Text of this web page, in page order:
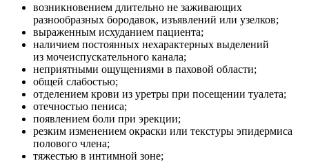
возникновением длительно не заживающих
разнообразных бородавок, изъявлений или узелков;
выраженным исхуданием пациента;
наличием постоянных нехарактерных выделений
из мочеиспускательного канала;
неприятными ощущениями в паховой области;
общей слабостью;
отделением крови из уретры при посещении туалета;
отечностью пениса;
появлением боли при эрекции;
резким изменением окраски или текстуры эпидермиса
полового члена;
тяжестью в интимной зоне;